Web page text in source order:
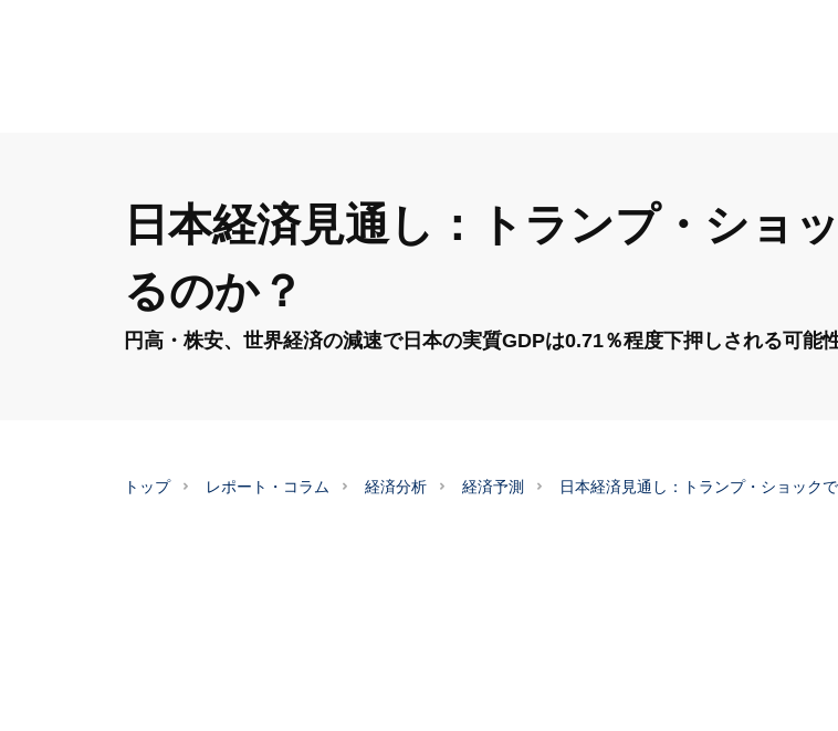
日本経済見通し：トランプ・ショ
るのか？
円高・株安、世界経済の減速で日本の実質GDPは0.71％程度下押しされる可能
トップ レポート・コラム 経済分析 経済予測 日本経済見通し：トランプ・ショック